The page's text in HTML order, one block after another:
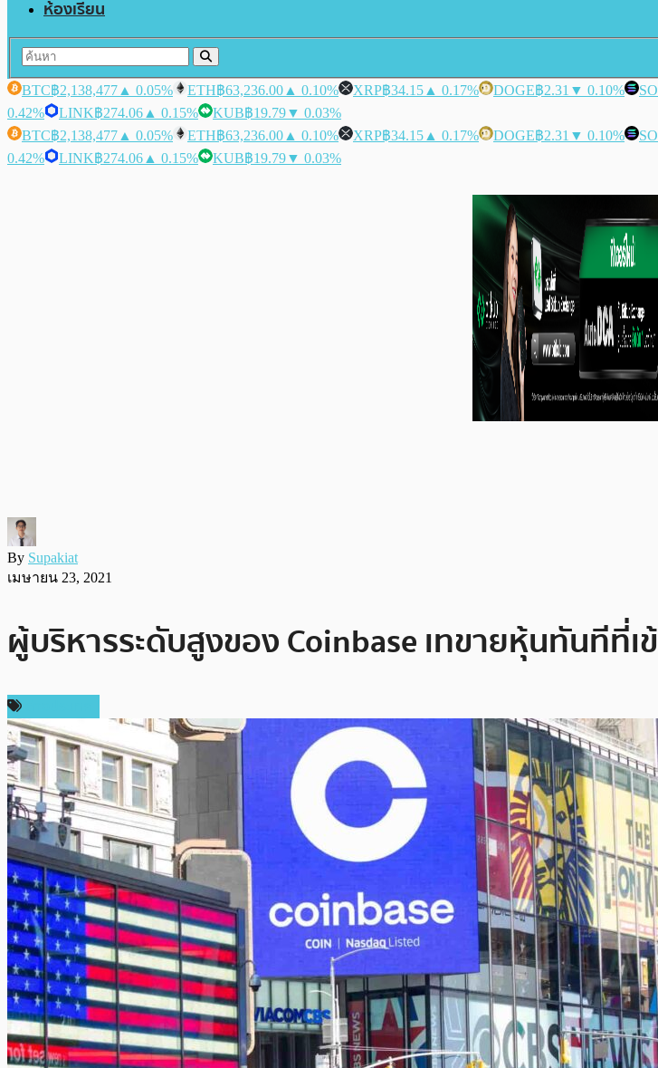
ห้องเรียน
BTC฿2,138,477 ▲ 0.05% ETH฿63,236.00 ▲ 0.10% XRP฿34.15 ▲ 0.17% DOGE฿2.31 ▼ 0.10%
0.42%
LINK฿274.06 ▲ 0.15% KUB฿19.79▼ 0.03%
BTC฿2,138,477 ▲ 0.05% ETH฿63,236.00 ▲ 0.10% XRP฿34.15 ▲ 0.17% DOGE฿2.31 ▼ 0.10%
0.42%
LINK฿274.06 ▲ 0.15% KUB฿19.79▼ 0.03%
By Supakiat
เมษายน 23, 2021
ผู้บริหารระดับสูงของ Coinbase เทขายหุ้นทันทีที่